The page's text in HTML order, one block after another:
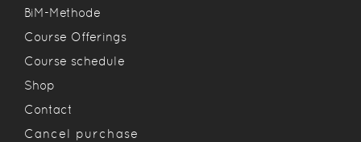
BiM-Methode
Course Offerings
Course schedule
Shop
Contact
Cancel purchase